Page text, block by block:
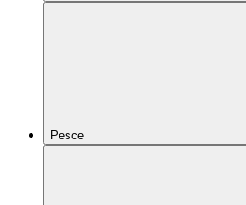
Pesce